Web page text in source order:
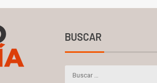
BUSCAR